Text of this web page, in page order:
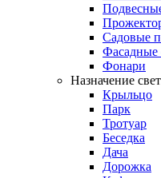
Садовые
Фасадные
Фонари
Назначение
Крыльцо
Парк
Тротуар
Беседка
Дача
Дорожка